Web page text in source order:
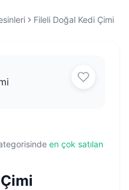
Fileli Doğal Kedi Çimi
en çok satılan